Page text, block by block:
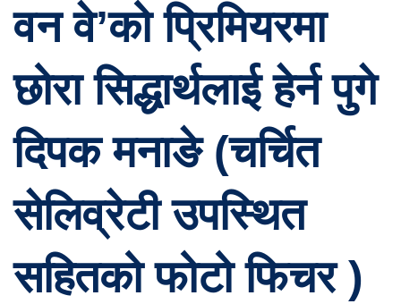
वन वे’को प्रिमियरमा
छोरा सिद्धार्थलाई हेर्न पुगे
दिपक मनाङे (चर्चित
सेलिव्रेटी उपस्थित
सहितको फोटो फिचर )